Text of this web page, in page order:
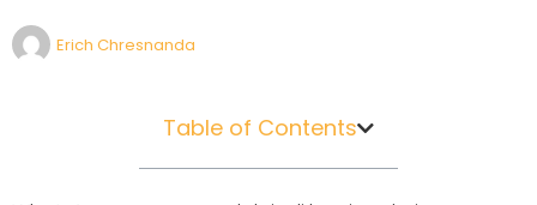
Erich Chresnanda
Table of Contents